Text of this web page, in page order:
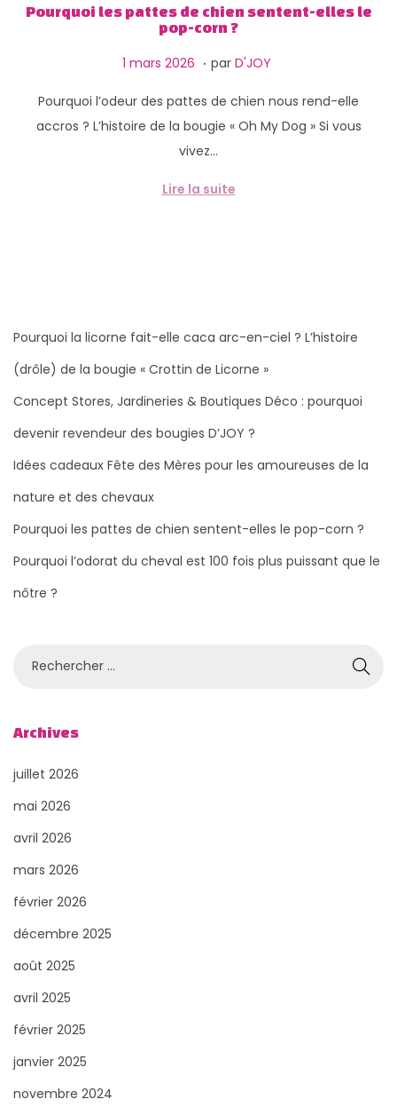
g
a
o
n
n
u
Pourquoi les pattes de chien sentent-elles le
pop-corn ?
P
b
l
1 mars 2026
m
a
r
s
. par D'JOY
Pourquoi l’odeur des pattes de chien nous rend-elle
accros ? L’histoire de la bougie « Oh My Dog » Si vous
vivez…
Lire la suite
Pourquoi la licorne fait-elle caca arc-en-ciel ? L’histoire
(drôle) de la bougie « Crottin de Licorne »
Concept Stores, Jardineries & Boutiques Déco : pourquoi
devenir revendeur des bougies D’JOY ?
Idées cadeaux Fête des Mères pour les amoureuses de la
nature et des chevaux
Pourquoi les pattes de chien sentent-elles le pop-corn ?
Pourquoi l’odorat du cheval est 100 fois plus puissant que le
nôtre ?
h
r
c
r
p
o
:
Archives
juillet 2026
mai 2026
avril 2026
mars 2026
février 2026
décembre 2025
août 2025
avril 2025
février 2025
janvier 2025
novembre 2024